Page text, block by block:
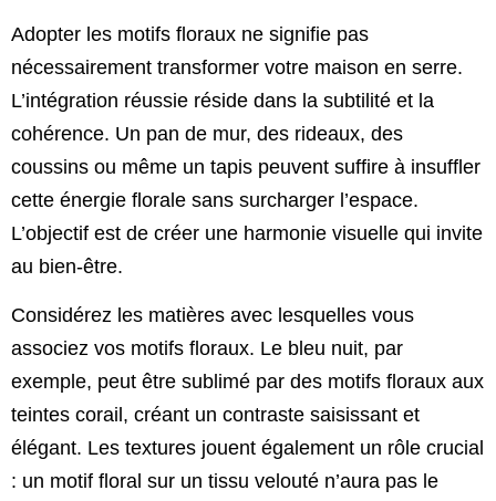
Adopter les motifs floraux ne signifie pas
nécessairement transformer votre maison en serre.
L’intégration réussie réside dans la subtilité et la
cohérence. Un pan de mur, des rideaux, des
coussins ou même un tapis peuvent suffire à insuffler
cette énergie florale sans surcharger l’espace.
L’objectif est de créer une harmonie visuelle qui invite
au bien-être.
Considérez les matières avec lesquelles vous
associez vos motifs floraux. Le bleu nuit, par
exemple, peut être sublimé par des motifs floraux aux
teintes corail, créant un contraste saisissant et
élégant. Les textures jouent également un rôle crucial
: un motif floral sur un tissu velouté n’aura pas le